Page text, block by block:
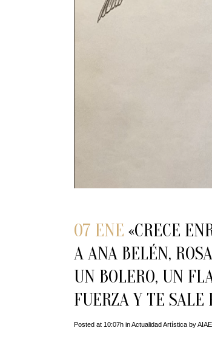
07 ENE «CRECE
A ANA BELÉN,
UN BOLERO, UN
FUERZA Y TE
Posted at 10:07h inActualidad Artística by